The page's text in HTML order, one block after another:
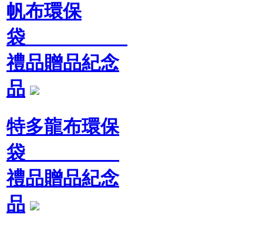
帆布環保
袋
禮品贈品紀念
品
特多龍布環保
袋
禮品贈品紀念
品